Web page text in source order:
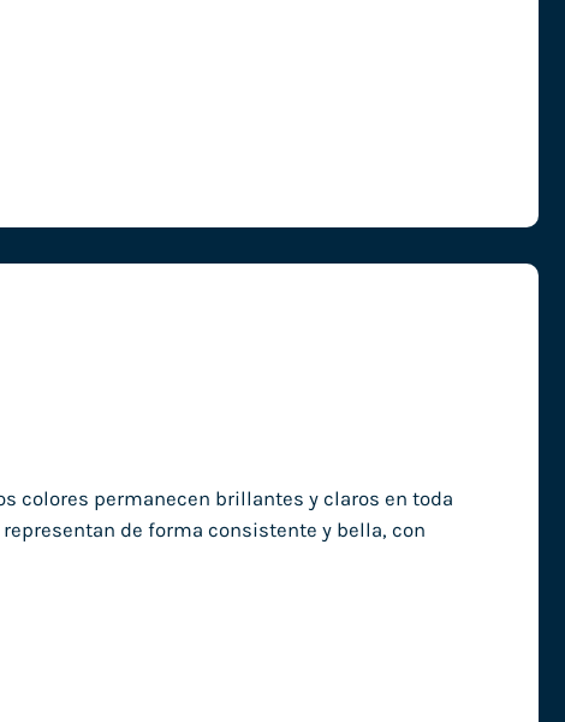
colores permanecen brillantes y claros en toda
de forma consistente y bella, con